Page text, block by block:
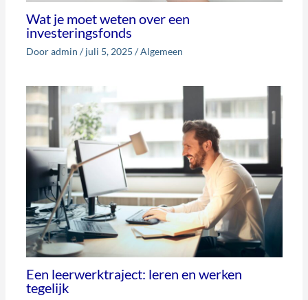
Wat je moet weten over een
investeringsfonds
Door admin /juli 5, 2025 /Algemeen
Een leerwerktraject: leren en werken
tegelijk